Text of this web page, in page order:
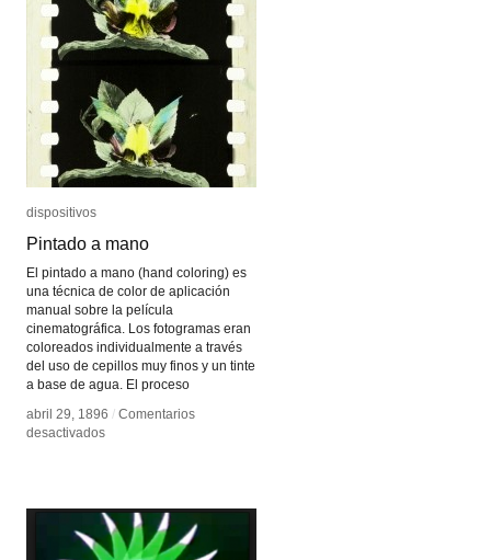
dispositivos
Pintado a mano
El pintado a mano (hand coloring) es
una técnica de color de aplicación
manual sobre la película
cinematográfica. Los fotogramas eran
coloreados individualmente a través
del uso de cepillos muy finos y un tinte
a base de agua. El proceso
abril 29, 1896 / Comentarios
desactivadosen
dispositivos
Pintado a mano
abril 29, 1896 / Comentarios
desactivadosen